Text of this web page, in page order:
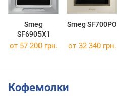
Smeg
SF6905X1
Smeg SF700PO
от 57 200 грн. от 32 340 грн.
Кофемолки